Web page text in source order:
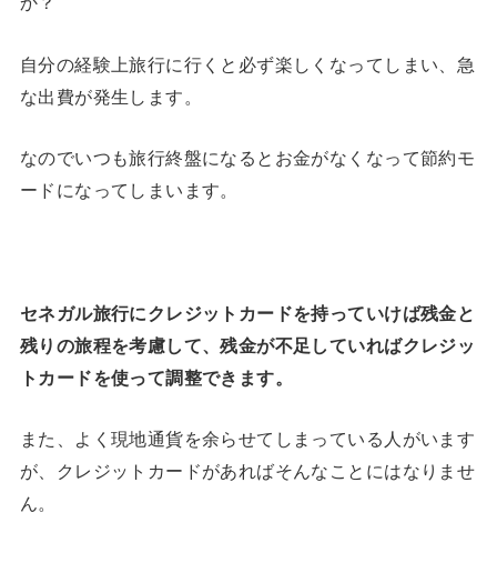
自分の経験上旅行に行くと必ず楽しくなってしまい、急
な出費が発生します。
なのでいつも旅行終盤になるとお金がなくなって節約モ
ードになってしまいます。
セネガル旅行にクレジットカードを持っていけば残金と
残りの旅程を考慮して、残金が不足していればクレジッ
トカードを使って調整できます。
また、よく現地通貨を余らせてしまっている人がいます
が、クレジットカードがあればそんなことにはなりませ
ん。